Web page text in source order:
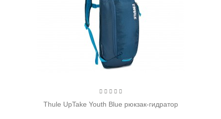
Thule UpTake Youth Blue рюкзак-гидратор